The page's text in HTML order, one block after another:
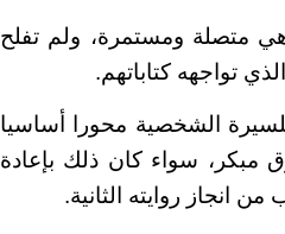
متصلة ومستمرة، ولم تفلح
تواجهه كتاباتهم.
الشخصية محورا أساسيا
مبكر، سواء كان ذلك بإعادة
انجاز روايته الثانية.